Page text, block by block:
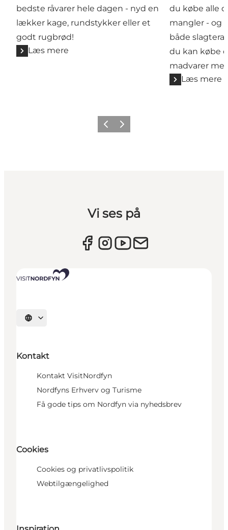
bedste råvarer hele dagen - nyd en
lækker kage, rundstykker eller et
godt rugbrød!
Læs mere
du købe alle
mangler - og
både
du kan købe
madvarer
Læs mere
Forrige billede
Næste billede
Vi ses på
Vælg sprog
Kontakt
Kontakt VisitNordfyn
Nordfyns Erhverv og Turisme
Få gode tips om Nordfyn via nyhedsbrev
Cookies
Cookies og privatlivspolitik
Webtilgængelighed